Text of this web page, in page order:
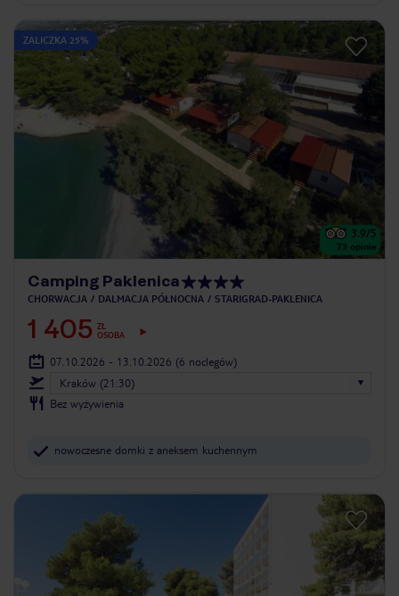
ZALICZKA 25%
3.9/5
73 opinie
Camping Paklenica
CHORWACJA DALMACJA PÓŁNOCNA STARIGRAD-PAKLENICA
1 405 ZŁ
OSOBA
07.10.2026 - 13.10.2026 (6 noclegów)
Kraków (21:30)
Bez wyżywienia
nowoczesne domki z aneksem kuchennym